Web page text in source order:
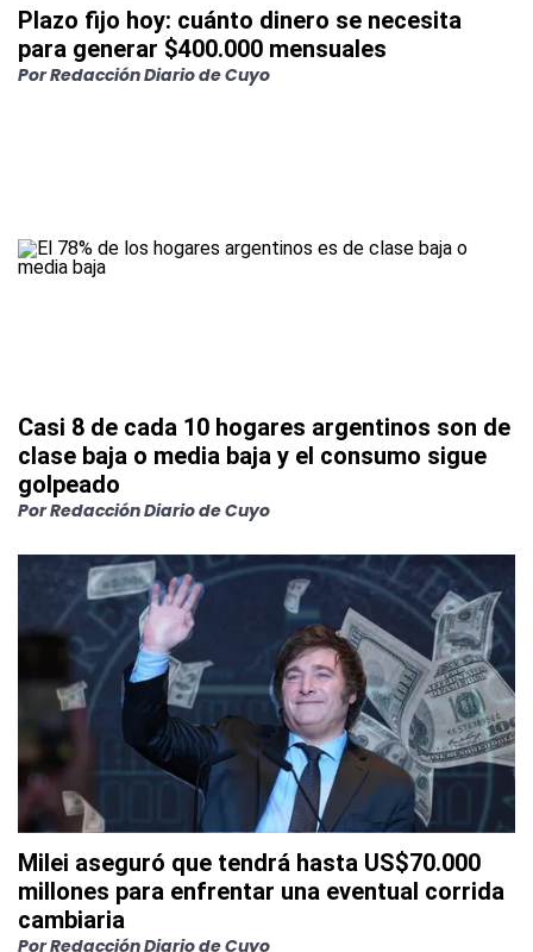
Plazo fijo hoy: cuánto dinero se necesita
para generar $400.000 mensuales
PorRedacción Diario de Cuyo
Casi 8 de cada 10 hogares argentinos son de
clase baja o media baja y el consumo sigue
golpeado
PorRedacción Diario de Cuyo
Milei aseguró que tendrá hasta US$70.000
millones para enfrentar una eventual corrida
cambiaria
PorRedacción Diario de Cuyo